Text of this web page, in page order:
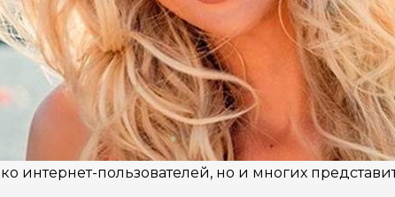
интернет-пользователей, но и многих